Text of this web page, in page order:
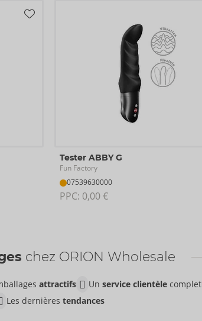
Tester ABBY G
Fun Factory
07539630000
PPC: 0,00 €
chez ORION Wholesale
attractifs Un service clientèle complet
Les dernières tendances